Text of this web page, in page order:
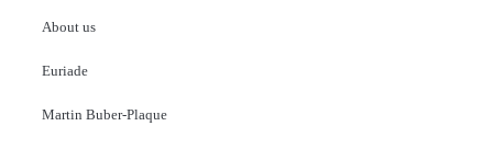
About us
Euriade
Martin Buber-Plaque